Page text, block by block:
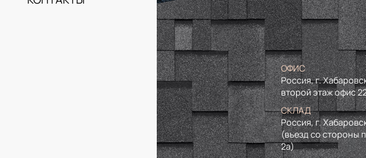
ОФИС
Россия, г.
второй этаж офис
СКЛАД
Россия, г.
(въезд со стороны
2а)